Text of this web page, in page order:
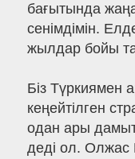
бағытында
сенімдімін.
жылдар бойы
Біз Түркиямен
кеңейтілген
одан ары
деді ол. Олжас